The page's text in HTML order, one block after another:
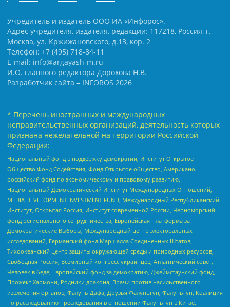
Учредитель и издатель ООО ИА «Инфорос».
Адрес учредителя, издателя, редакции: 117218, Россия, г.
Москва, ул. Кржижановского, д.13, кор. 2
Телефон: +7 (495) 718-84-11
E-mail: info@argayash-m.ru
И.О. главного редактора Дорохова Н.В.
Разработчик сайта – INFOROS 2026
* Перечень иностранных и международных
неправительственных организаций, деятельность которых
признана нежелательной на территории Российской
Федерации:
Национальный фонд в поддержку демократии, Институт Открытое
Общество Фонд Содействия, Фонд Открытое общество, Американо-
российский фонд по экономическому и правовому развитию,
Национальный Демократический Институт Международных Отношений,
MEDIA DEVELOPMENT INVESTMENT FUND, Международный Республиканский
Институт, Открытая Россия, Институт современной России, Черноморский
фонд регионального сотрудничества, Европейская Платформа за
Демократические Выборы, Международный центр электоральных
исследований, Германский фонд Маршалла Соединенных Штатов,
Тихоокеанский центр защиты окружающей среды и природных ресурсов,
Свободная Россия, Всемирный конгресс украинцев, Атлантический совет,
Человек в беде, Европейский фонд за демократию, Джеймстаунский фонд,
Прожект Хармони, Родники дракона, Врачи против насильственного
извлечения органов, Фалунь Дафа, Друзья Фалуньгун, Фалуньгун, Коалиция
по расследованию преследования в отношении Фалуньгун в Китае,